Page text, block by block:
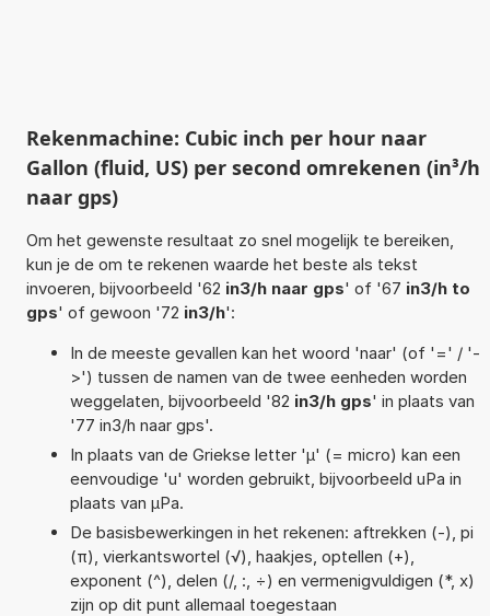
Rekenmachine: Cubic inch per hour naar
Gallon (fluid, US) per second omrekenen (in³/h
naar gps)
Om het gewenste resultaat zo snel mogelijk te bereiken,
kun je de om te rekenen waarde het beste als tekst
invoeren, bijvoorbeeld '62 in3/h naar gps' of '67 in3/h to
gps' of gewoon '72 in3/h':
In de meeste gevallen kan het woord 'naar' (of '=' / '-
>') tussen de namen van de twee eenheden worden
weggelaten, bijvoorbeeld '82 in3/h gps' in plaats van
'77 in3/h naar gps'.
In plaats van de Griekse letter 'µ' (= micro) kan een
eenvoudige 'u' worden gebruikt, bijvoorbeeld uPa in
plaats van µPa.
De basisbewerkingen in het rekenen: aftrekken (-), pi
(π), vierkantswortel (√), haakjes, optellen (+),
exponent (^), delen (/, :, ÷) en vermenigvuldigen (*, x)
zijn op dit punt allemaal toegestaan